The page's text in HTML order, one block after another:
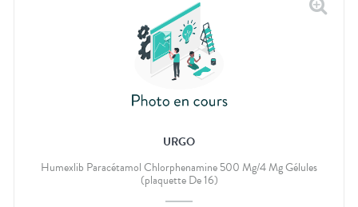
URGO
Humexlib Paracétamol Chlorphenamine 500 Mg/4 Mg Gélules
(plaquette De 16)